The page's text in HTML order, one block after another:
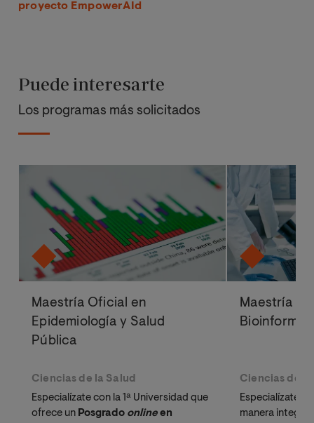
proyecto EmpowerAId
Puede interesarte
Los programas más solicitados
Maestría Oficial en
Epidemiología y Salud
Pública
Ciencias de la Salud
Especialízate con la 1ª Universidad que
ofrece un Posgrado online en
Maestría
Ciencias de
Especialízate
manera